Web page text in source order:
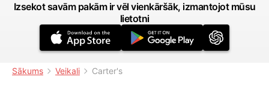
Izsekot savām pakām ir vēl vienkāršāk, izmantojot mūsu
lietotni
Sākums Veikali Carter's